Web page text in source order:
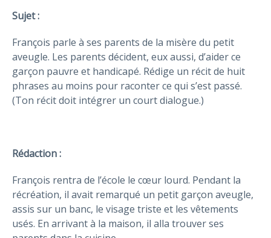
Sujet :
François parle à ses parents de la misère du petit
aveugle. Les parents décident, eux aussi, d’aider ce
garçon pauvre et handicapé. Rédige un récit de huit
phrases au moins pour raconter ce qui s’est passé.
(Ton récit doit intégrer un court dialogue.)
Rédaction :
François rentra de l’école le cœur lourd. Pendant la
récréation, il avait remarqué un petit garçon aveugle,
assis sur un banc, le visage triste et les vêtements
usés. En arrivant à la maison, il alla trouver ses